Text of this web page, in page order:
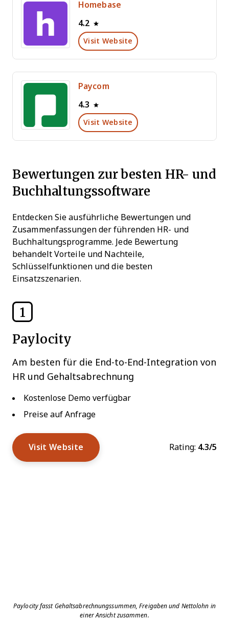
Homebase
4.2
Visit Website
Paycom
4.3
Visit Website
Bewertungen zur besten HR- und
Buchhaltungssoftware
Entdecken Sie ausführliche Bewertungen und
Zusammenfassungen der führenden HR- und
Buchhaltungsprogramme. Jede Bewertung
behandelt Vorteile und Nachteile,
Schlüsselfunktionen und die besten
Einsatzszenarien.
1
Paylocity
Am besten für die End-to-End-Integration von
HR und Gehaltsabrechnung
Kostenlose Demo verfügbar
Preise auf Anfrage
Visit Website Rating: 4.3/5
Paylocity fasst Gehaltsabrechnungssummen, Freigaben und Nettolohn in
einer Ansicht zusammen.